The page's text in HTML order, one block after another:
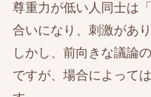
尊重力が低い人同士は
合いになり、刺激があり
しかし、前向きな議論
ですが、場合によって